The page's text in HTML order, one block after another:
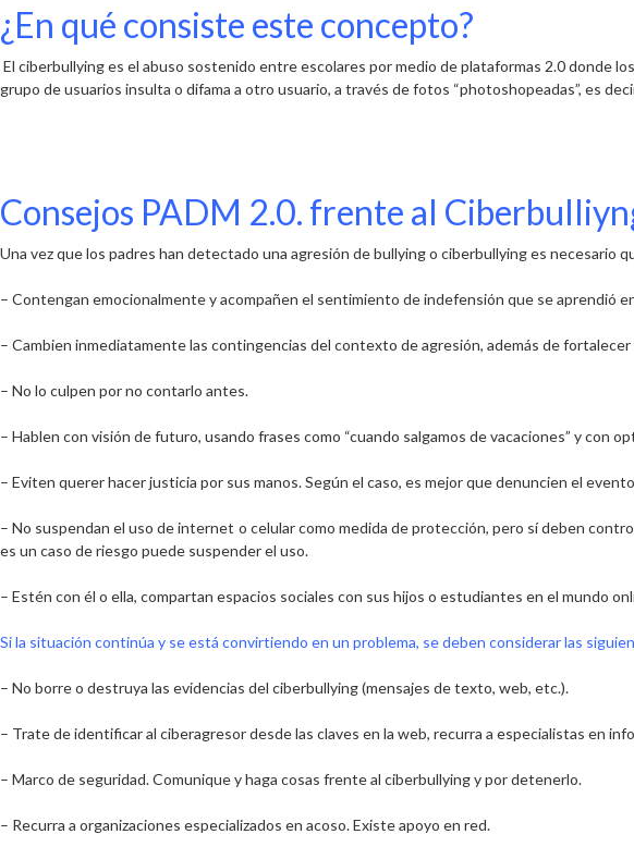
¿En qué consiste este concepto?
El ciberbullyinges el abuso sostenido entre escolares por medio de plataformas 2.0donde
grupo de usuarios insulta o difama a otro usuario, a través de fotos “photoshopeadas”, es
Consejos PADM 2.0. frente al
Una vez que los padres han detectado una agresión de bullying o ciberbullying es necesario
– Contengan emocionalmente y acompañen el sentimiento de indefensión que se aprendió
– Cambien inmediatamente las contingencias del contexto de agresión, además defortalecer
– No lo culpen por no contarlo antes.
– Hablen con visión de futuro, usando frases como “cuando salgamos de vacaciones” y con
– Eviten querer hacer justicia por sus manos. Según el caso, es mejor quedenuncien el evento
–No suspendan el uso de internet o celular como medida de protección, pero sí deben
es un caso de riesgo puede suspender el uso.
– Estén con él o ella, compartan espacios sociales con sus hijos o estudiantes en el mundo
Si la situación continúa y se está convirtiendo en un problema, se deben considerar las
– No borre o destruya las evidencias del ciberbullying(mensajes de texto, web, etc.).
– Trate deidentificar al ciberagresor desde las claves en la web, recurra a especialistas en
– Marco de seguridad.Comuniquey haga cosas frente al ciberbullying y por detenerlo.
– Recurra a organizaciones especializados en acoso.Existe apoyo en red.